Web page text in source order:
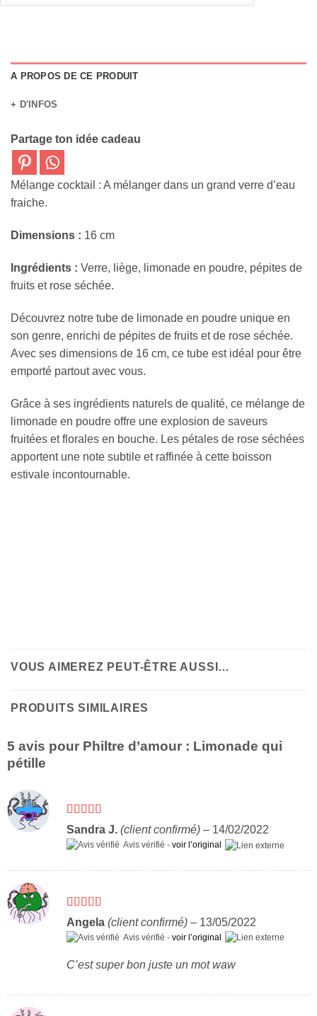
A PROPOS DE CE PRODUIT
+ D'INFOS
Partage ton idée cadeau
Mélange cocktail : A mélanger dans un grand verre d’eau
fraiche.
Dimensions : 16 cm
Ingrédients : Verre, liège, limonade en poudre, pépites de
fruits et rose séchée.
Découvrez notre tube de limonade en poudre unique en
son genre, enrichi de pépites de fruits et de rose séchée.
Avec ses dimensions de 16 cm, ce tube est idéal pour être
emporté partout avec vous.
Grâce à ses ingrédients naturels de qualité, ce mélange de
limonade en poudre offre une explosion de saveurs
fruitées et florales en bouche. Les pétales de rose séchées
apportent une note subtile et raffinée à cette boisson
estivale incontournable.
VOUS AIMEREZ PEUT-ÊTRE AUSSI…
PRODUITS SIMILAIRES
5 avis pour Philtre d’amour : Limonade qui
pétille
Note5sur 5
Sandra J. (client confirmé) – 14/02/2022
Avis vérifié - voir l’original
Note5sur 5
Angela (client confirmé) – 13/05/2022
Avis vérifié - voir l’original
C’est super bon juste un mot waw